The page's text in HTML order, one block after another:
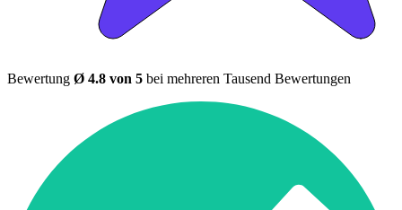
Bewertung Ø 4.8 von 5 bei mehreren Tausend Bewertungen